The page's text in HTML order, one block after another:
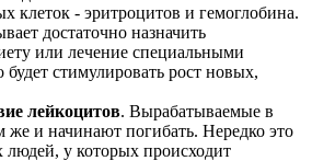
клеток - эритроцитов и гемоглобина.
достаточно назначить
или лечение специальными
будет стимулировать рост новых,
лейкоцитов. Вырабатываемые в
же и начинают погибать. Нередко это
людей, у которых происходит